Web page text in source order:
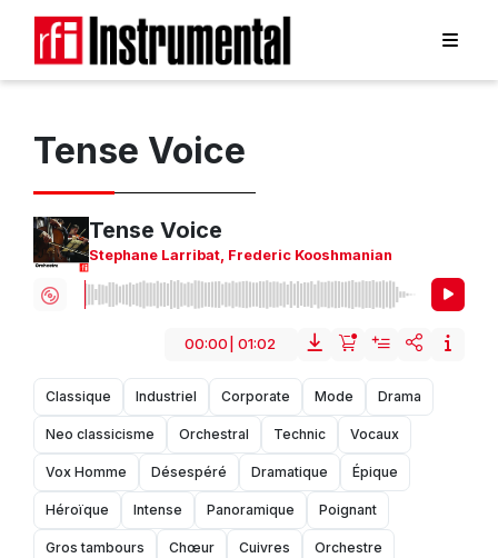
Tense Voice
Tense Voice
Stephane Larribat, Frederic Kooshmanian
00:00 01:02
Classique Industriel Corporate Mode Drama
Neo classicisme Orchestral Technic Vocaux
Vox Homme Désespéré Dramatique Épique
Héroïque Intense Panoramique Poignant
Gros tambours Chœur Cuivres Orchestre